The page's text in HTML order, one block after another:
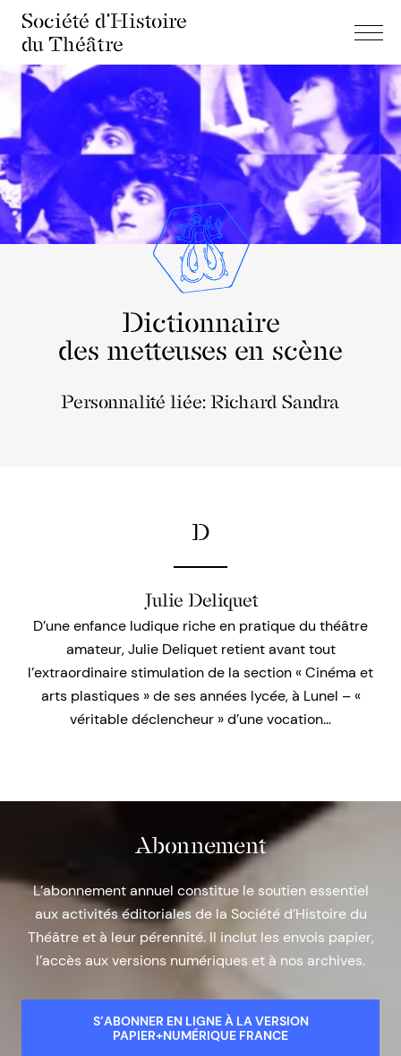
Société d'Histoire
du Théâtre
Dictionnaire
des metteuses en scène
Personnalité liée: Richard Sandra
D
Julie Deliquet
D’une enfance ludique riche en pratique du théâtre
amateur, Julie Deliquet retient avant tout
l’extraordinaire stimulation de la section « Cinéma et
arts plastiques » de ses années lycée, à Lunel – «
véritable déclencheur » d’une vocation…
Abonnement
L’abonnement annuel constitue le soutien essentiel
aux activités éditoriales de la Société d’Histoire du
Théâtre et à leur pérennité. Il inclut les envois papier,
l’accès aux versions numériques et à nos archives.
S’ABONNER EN LIGNE À LA VERSION
PAPIER+NUMÉRIQUE FRANCE